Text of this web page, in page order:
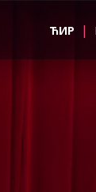
ЋИР |